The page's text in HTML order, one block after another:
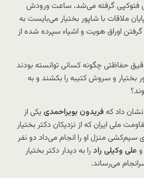
فتوکپی گرفته می‌شد، ساعت ورودش
ملاقات با شاپور بختیار می‌بایست به
اوراق هویت و اشیاء سپرده شده از
حفاظتی چگونه کسانی توانسته بودند
بختیار و سروش کتیبه را بکشند و به
داد که فریدون بویراحمدی یکی از
ملی ایران که از نزدیکان دکتر بختیار
سیم‌کشی منزل او را انجام می‌داد دو نفر
و علی وکیلی راد را به دیدار دکتر بختیار
می‌رساند.